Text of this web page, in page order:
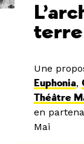
terre
Une
Euphonia,
Théâtre
en
Mai